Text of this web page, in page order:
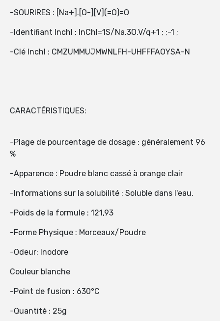
-SOURIRES : [Na+].[O-][V](=O)=O
-Identifiant InchI : InChI=1S/Na.3O.V/q+1 ; ;-1 ;
-Clé InchI : CMZUMMUJMWNLFH-UHFFFAOYSA-N
CARACTÉRISTIQUES:
-Plage de pourcentage de dosage : généralement 96
%
-Apparence : Poudre blanc cassé à orange clair
-Informations sur la solubilité : Soluble dans l'eau.
-Poids de la formule : 121,93
-Forme Physique : Morceaux/Poudre
-Odeur: Inodore
Couleur blanche
-Point de fusion : 630°C
-Quantité : 25g